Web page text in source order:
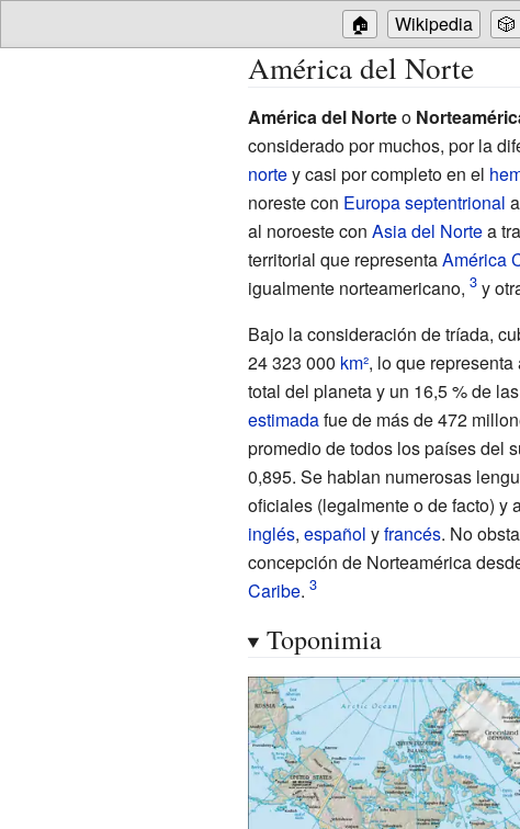
🏠 Wikipedia 🎲
América del Norte
América del Norteo
considerado por muchos, por la
nortey casi por completo en el
noreste con Europa septentrional
al noroeste con Asia del Nortea
territorial que representaAmérica
igualmente norteamericano, y
Bajo la consideración de tríada,
24323 000 km², lo que
total del planeta y un 16,5% de
estimadafue de más de 472
promedio de todos los países del
0,895. Se hablan numerosas
oficiales (legalmente o de facto) y
inglés, español yfrancés. No
concepción de Norteamérica
Caribe.
Toponimia